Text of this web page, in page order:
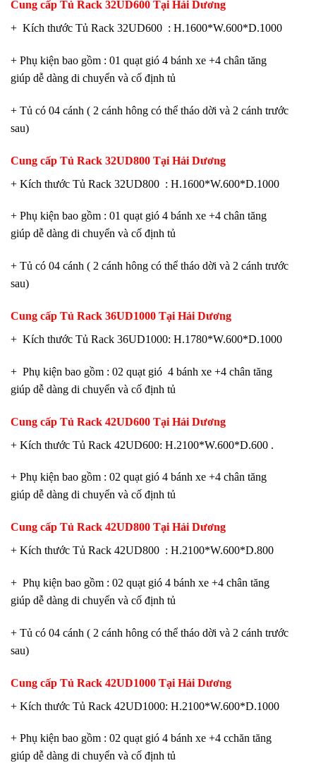
Cung cấp Tủ Rack 32UD600 Tại Hải Dương
+ Kích thước Tủ Rack 32UD600 : H.1600*W.600*D.1000
+ Phụ kiện bao gồm : 01 quạt gió 4 bánh xe +4 chân tăng
giúp dễ dàng di chuyển và cố định tủ
+ Tủ có 04 cánh ( 2 cánh hông có thể tháo dời và 2 cánh trước
sau)
Cung cấp Tủ Rack 32UD800 Tại Hải Dương
+ Kích thước Tủ Rack 32UD800 : H.1600*W.600*D.1000
+ Phụ kiện bao gồm : 01 quạt gió 4 bánh xe +4 chân tăng
giúp dễ dàng di chuyển và cố định tủ
+ Tủ có 04 cánh ( 2 cánh hông có thể tháo dời và 2 cánh trước
sau)
Cung cấp Tủ Rack 36UD1000 Tại Hải Dương
+ Kích thước Tủ Rack 36UD1000: H.1780*W.600*D.1000
+ Phụ kiện bao gồm : 02 quạt gió 4 bánh xe +4 chân tăng
giúp dễ dàng di chuyển và cố định tủ
Cung cấp Tủ Rack 42UD600 Tại Hải Dương
+ Kích thước Tủ Rack 42UD600: H.2100*W.600*D.600 .
+ Phụ kiện bao gồm : 02 quạt gió 4 bánh xe +4 chân tăng
giúp dễ dàng di chuyển và cố định tủ
Cung cấp Tủ Rack 42UD800 Tại Hải Dương
+ Kích thước Tủ Rack 42UD800 : H.2100*W.600*D.800
+ Phụ kiện bao gồm : 02 quạt gió 4 bánh xe +4 chân tăng
giúp dễ dàng di chuyển và cố định tủ
+ Tủ có 04 cánh ( 2 cánh hông có thể tháo dời và 2 cánh trước
sau)
Cung cấp Tủ Rack 42UD1000 Tại Hải Dương
+ Kích thước Tủ Rack 42UD1000: H.2100*W.600*D.1000
+ Phụ kiện bao gồm : 02 quạt gió 4 bánh xe +4 cchăn tăng
giúp dễ dàng di chuyển và cố định tủ